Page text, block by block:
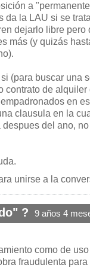
a
la LAU si se
dejarlo libre pero
más (y quizás
(para buscar una
contrato de
en
clausula en la
del ano,
unirse a la
? 9 años 4
como de
fraudulenta